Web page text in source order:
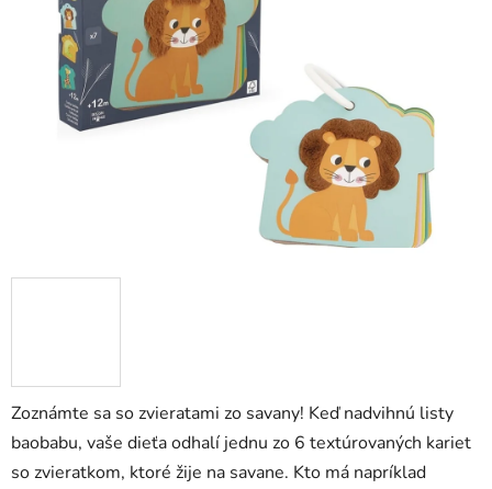
Zoznámte sa so zvieratami zo savany! Keď nadvihnú listy
baobabu, vaše dieťa odhalí jednu zo 6 textúrovaných kariet
so zvieratkom, ktoré žije na savane. Kto má napríklad
hviezdičiek.